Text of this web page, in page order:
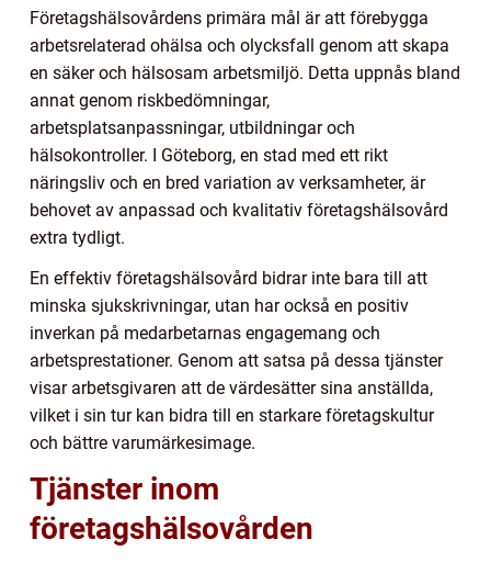
Företagshälsovårdens primära mål är att förebygga
arbetsrelaterad ohälsa och olycksfall genom att skapa
en säker och hälsosam arbetsmiljö. Detta uppnås bland
annat genom riskbedömningar,
arbetsplatsanpassningar, utbildningar och
hälsokontroller. I Göteborg, en stad med ett rikt
näringsliv och en bred variation av verksamheter, är
behovet av anpassad och kvalitativ företagshälsovård
extra tydligt.
En effektiv företagshälsovård bidrar inte bara till att
minska sjukskrivningar, utan har också en positiv
inverkan på medarbetarnas engagemang och
arbetsprestationer. Genom att satsa på dessa tjänster
visar arbetsgivaren att de värdesätter sina anställda,
vilket i sin tur kan bidra till en starkare företagskultur
och bättre varumärkesimage.
Tjänster inom
företagshälsovården